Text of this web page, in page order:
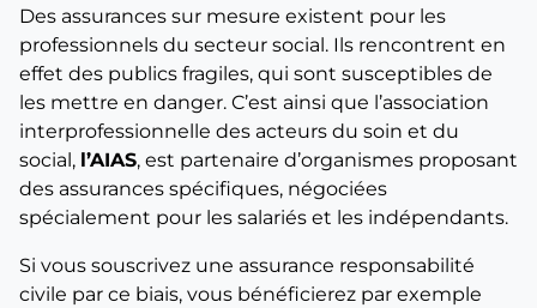
Des assurances sur mesure existent pour les
professionnels du secteur social. Ils rencontrent en
effet des publics fragiles, qui sont susceptibles de
les mettre en danger. C’est ainsi que l’association
interprofessionnelle des acteurs du soin et du
social, l’AIAS, est partenaire d’organismes proposant
des assurances spécifiques, négociées
spécialement pour les salariés et les indépendants.
Si vous souscrivez une assurance responsabilité
civile par ce biais, vous bénéficierez par exemple